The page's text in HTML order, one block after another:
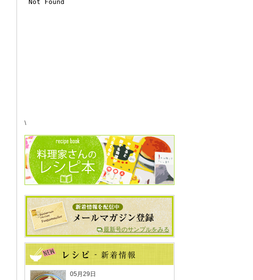
\
最新号のサンプルをみる
05月29日